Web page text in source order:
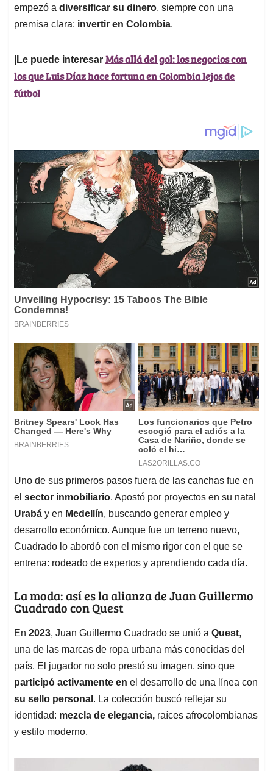
empezó a diversificar su dinero, siempre con una
premisa clara: invertir en Colombia.
|Le puede interesar Más allá del gol: los negocios con
los que Luis Díaz hace fortuna en Colombia lejos de
fútbol
Uno de sus primeros pasos fuera de las canchas fue en
el sector inmobiliario. Apostó por proyectos en su natal
Urabá y en Medellín, buscando generar empleo y
desarrollo económico. Aunque fue un terreno nuevo,
Cuadrado lo abordó con el mismo rigor con el que se
entrena: rodeado de expertos y aprendiendo cada día.
La moda: así es la alianza de Juan Guillermo
Cuadrado con Quest
En 2023, Juan Guillermo Cuadrado se unió a Quest,
una de las marcas de ropa urbana más conocidas del
país. El jugador no solo prestó su imagen, sino que
participó activamente en el desarrollo de una línea con
su sello personal . La colección buscó reflejar su
identidad: mezcla de elegancia, raíces afrocolombianas
y estilo moderno.